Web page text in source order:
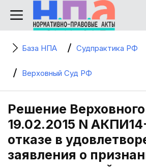
База НПА Судпрактика РФ
Верховный Суд РФ
Решение
19.02.2015 N
отказе в
заявления о